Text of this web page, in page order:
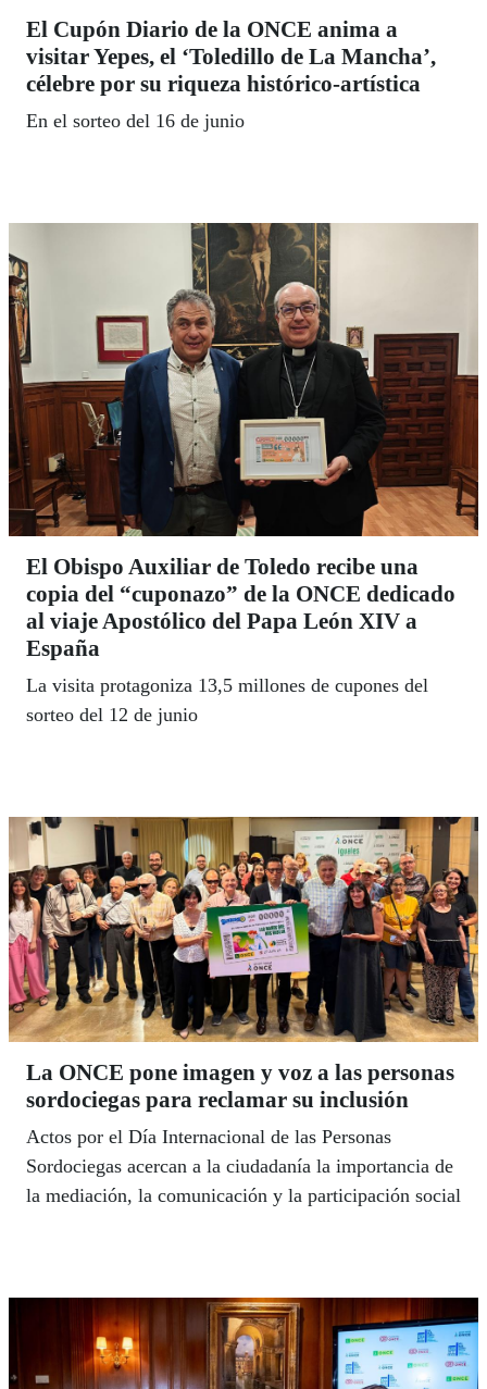
El Cupón Diario de la ONCE anima a
visitar Yepes, el ‘Toledillo de La Mancha’,
célebre por su riqueza histórico-artística
En el sorteo del 16 de junio
El Obispo Auxiliar de Toledo recibe una
copia del “cuponazo” de la ONCE dedicado
al viaje Apostólico del Papa León XIV a
España
La visita protagoniza 13,5 millones de cupones del
sorteo del 12 de junio
La ONCE pone imagen y voz a las personas
sordociegas para reclamar su inclusión
Actos por el Día Internacional de las Personas
Sordociegas acercan a la ciudadanía la importancia de
la mediación, la comunicación y la participación social